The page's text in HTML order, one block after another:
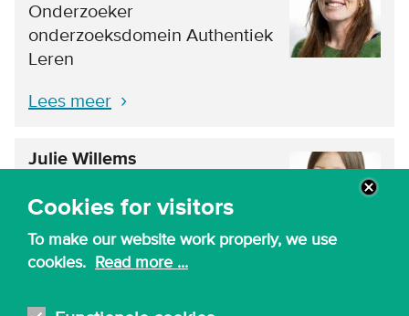
Cookies for visitors
To make our website work properly, we use
cookies. Read more ...
Onderzoeker
onderzoeksdomein Authentiek
Leren
Lees meer
Julie Willems
Onderzoeker
onderzoeksdomein Authentiek
Leren